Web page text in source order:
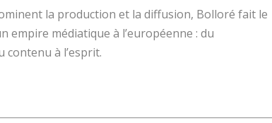
la production et la diffusion, Bolloré fait le
empire médiatique à l’européenne : du
contenu à l’esprit.